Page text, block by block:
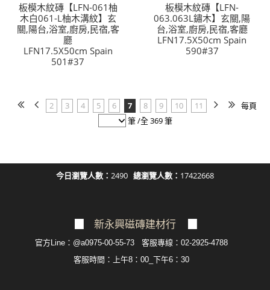
板模木紋磚【LFN-061柚
木白061-L柚木溝紋】玄
關,陽台,浴室,廚房,民宿,客
廳
LFN17.5X50cm Spain
501#37
板模木紋磚【LFN-
063.063L鏽木】玄關,陽
台,浴室,廚房,民宿,客廳
LFN17.5X50cm Spain
590#37
2 3 4 5 6 7 8 9 10 11
每頁
筆 /全 369 筆
今日瀏覽人數： 2490 總瀏覽人數： 17422668
新永興磁磚建材行
官方Line：@a0975-00-55-73 客服專線：02-2925-4788
客服 時間：上午8：00_下午6：30